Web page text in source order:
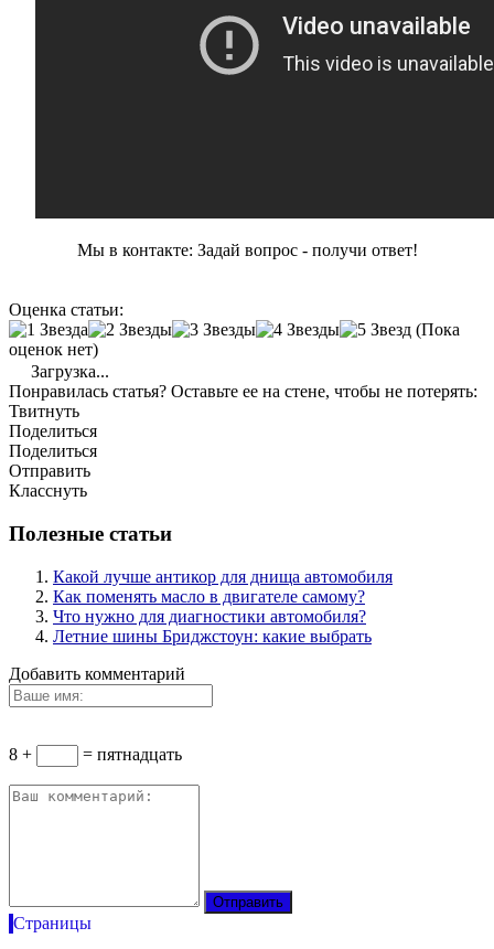
Мы в контакте: Задай вопрос - получи ответ!
Оценка статьи:
(Пока
оценок нет)
Загрузка...
Понравилась статья? Оставьте ее на стене, чтобы не потерять:
Твитнуть
Поделиться
Поделиться
Отправить
Класснуть
Полезные статьи
Какой лучше антикор для днища автомобиля
Как поменять масло в двигателе самому?
Что нужно для диагностики автомобиля?
Летние шины Бриджстоун: какие выбрать
Добавить комментарий
8 + = пятнадцать
Страницы